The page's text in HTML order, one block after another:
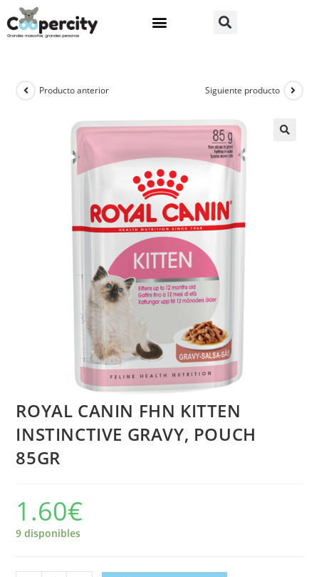
Producto anterior Siguiente producto
ROYAL CANIN FHN KITTEN
INSTINCTIVE GRAVY, POUCH
85GR
1.60€
9 disponibles